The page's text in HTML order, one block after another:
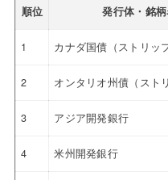
順位 発行体・銘柄
1 カナダ国債（ストリッ
2 オンタリオ州債（スト
3 アジア開発銀行
4 米州開発銀行